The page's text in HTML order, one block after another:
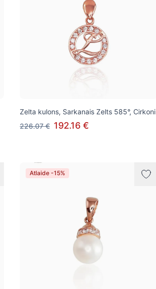
Zelta kulons, Sarkanais Zelts 585°, Cirkoni
226.07 € 192.16 €
Atlaide -15%